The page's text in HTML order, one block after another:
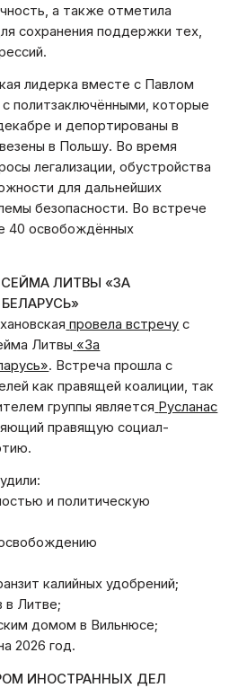
а также отметила
сохранения поддержки тех,
лидерка вместе с Павлом
с политзаключёнными, которые
и депортированы в
в Польшу. Во время
легализации, обустройства
для дальнейших
безопасности. Во встрече
40 освобождённых
ЛИТВЫ «ЗА
провела встречу с
Литвы «За
. Встреча прошла с
как правящей коалиции, так
группы является Русланас
правящую социал-
и политическую
калийных удобрений;
в Литве;
домом в Вильнюсе;
2026 год.
ИНОСТРАННЫХ ДЕЛ